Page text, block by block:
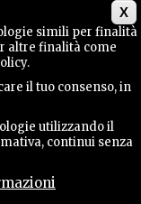
X
simili per finalità
altre finalità come
il tuo consenso, in
utilizzando il
continui senza